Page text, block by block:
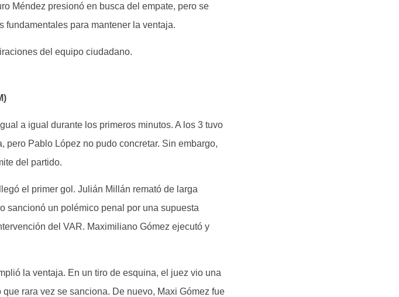
Méndez presionó en busca del empate, pero se
fundamentales para mantener la ventaja.
del equipo ciudadano.
a igual durante los primeros minutos. A los 3 tuvo
Pablo López no pudo concretar. Sin embargo,
del partido.
el primer gol. Julián Millán remató de larga
sancionó un polémico penal por una supuesta
del VAR. Maximiliano Gómez ejecutó y
la ventaja. En un tiro de esquina, el juez vio una
rara vez se sanciona. De nuevo, Maxi Gómez fue